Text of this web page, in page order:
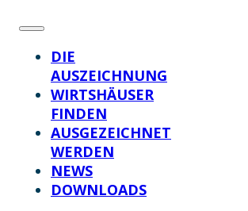
DIE
AUSZEICHNUNG
WIRTSHÄUSER
FINDEN
AUSGEZEICHNET
WERDEN
NEWS
DOWNLOADS